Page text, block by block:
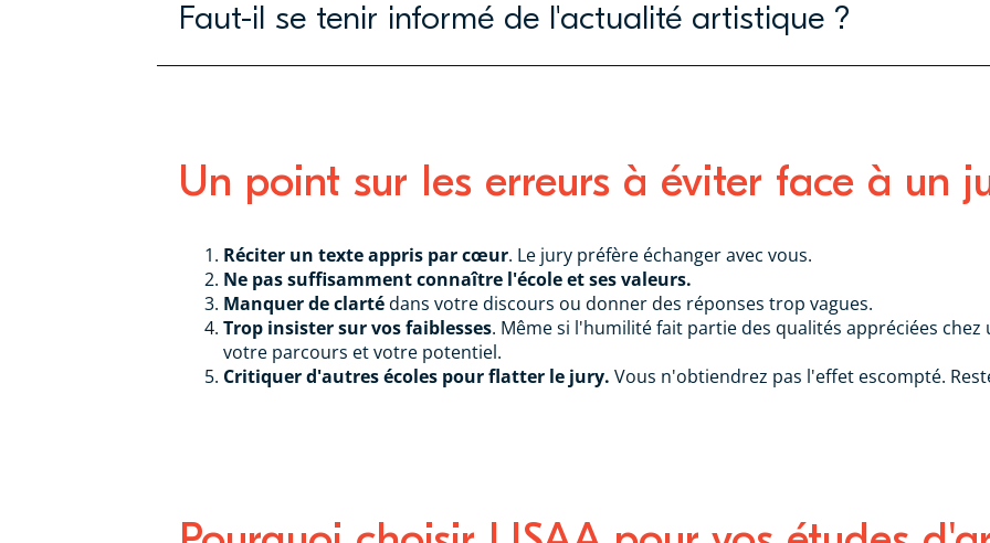
Faut-il se tenir informé de l'actualité artistique ?
Un point sur les erreurs à éviter face à un
Réciter un texte appris par cœur. Le jury préfère échanger avec vous.
Ne pas suffisamment connaître l'école et ses valeurs.
Manquer de clartédans votre discours ou donner des réponses trop vagues.
Trop insister sur vos faiblesses. Même si l'humilité fait partie des qualités appréciées
votre parcours et votre potentiel.
Critiquer d'autres écoles pour flatter le jury. Vous n'obtiendrez pas l'effet escompté.